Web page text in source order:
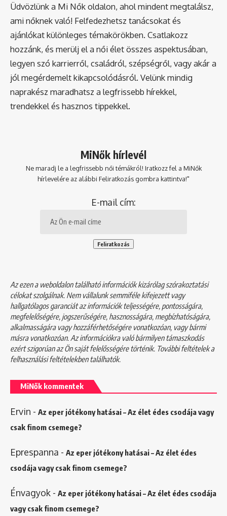
Üdvözlünk a Mi Nők oldalon, ahol mindent megtalálsz,
ami nőknek való! Felfedezhetsz tanácsokat és
ajánlókat különleges témakörökben. Csatlakozz
hozzánk, és merülj el a női élet összes aspektusában,
legyen szó karrierről, családról, szépségről, vagy akár a
jól megérdemelt kikapcsolódásról. Velünk mindig
naprakész maradhatsz a legfrissebb hírekkel,
trendekkel és hasznos tippekkel.
MiNők hírlevél
Ne maradj le a legfrissebb női témákról! Iratkozz fel a MiNők
hírlevelére az alábbi Feliratkozás gombra kattintva!"
E-mail cím:
Az ezen a weboldalon található információk kizárólag szórakoztatási
célokat szolgálnak. Nem vállalunk semmiféle kifejezett vagy
hallgatólagos garanciát az információk teljességére, pontosságára,
megfelelőségére, jogszerűségére, hasznosságára, megbízhatóságára,
alkalmasságára vagy hozzáférhetőségére vonatkozóan, vagy bármi
másra vonatkozóan. Az információkra való bármilyen támaszkodás
ezért szigorúan az Ön saját felelősségére történik. További feltételek a
felhasználási feltételekbentalálhatók.
MiNők kommentek
Ervin - Az eper jótékony hatásai – Az élet édes csodája vagy
csak finom csemege?
Eprespanna - Az eper jótékony hatásai – Az élet édes
csodája vagy csak finom csemege?
Énvagyok - Az eper jótékony hatásai – Az élet édes csodája
vagy csak finom csemege?